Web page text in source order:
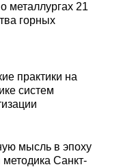
металлургах 21
горных
практики на
систем
мысль в эпоху
Санкт-